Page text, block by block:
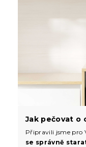
Jak pečovat o
Připravili jsme pro
se správně